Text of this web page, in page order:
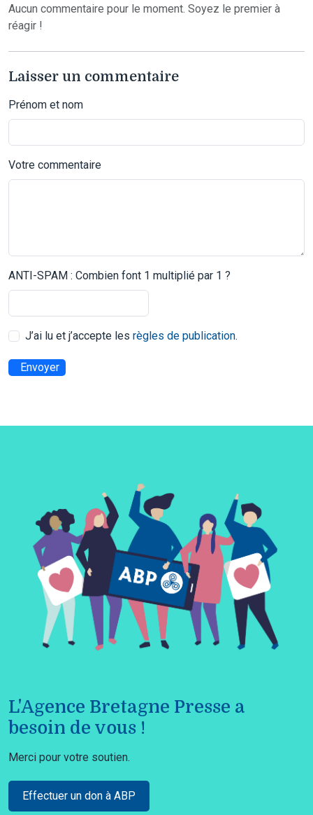
Aucun commentaire pour le moment. Soyez le premier à
réagir !
Laisser un commentaire
Prénom et nom
Votre commentaire
ANTI-SPAM : Combien font 1 multiplié par 1 ?
J’ai lu et j’accepte les règles de publication.
Envoyer
L'Agence Bretagne Presse a
besoin de vous !
Merci pour votre soutien.
Effectuer un don à ABP